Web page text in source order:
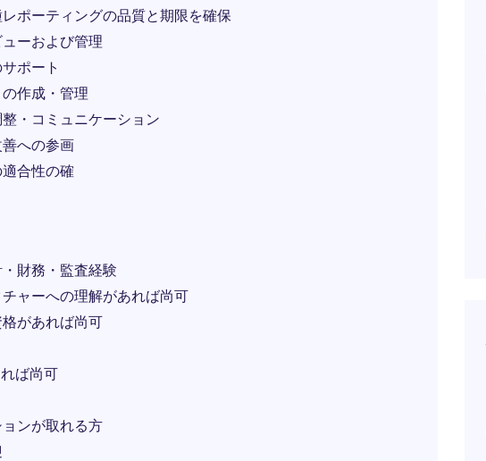
ポーティングの品質と期限を確保
ーおよび管理
ポート
作成・管理
・コミュニケーション
への参画
合性の確
財務・監査経験
ャーへの理解があれば尚可
があれば尚可
ば尚可
ンが取れる方